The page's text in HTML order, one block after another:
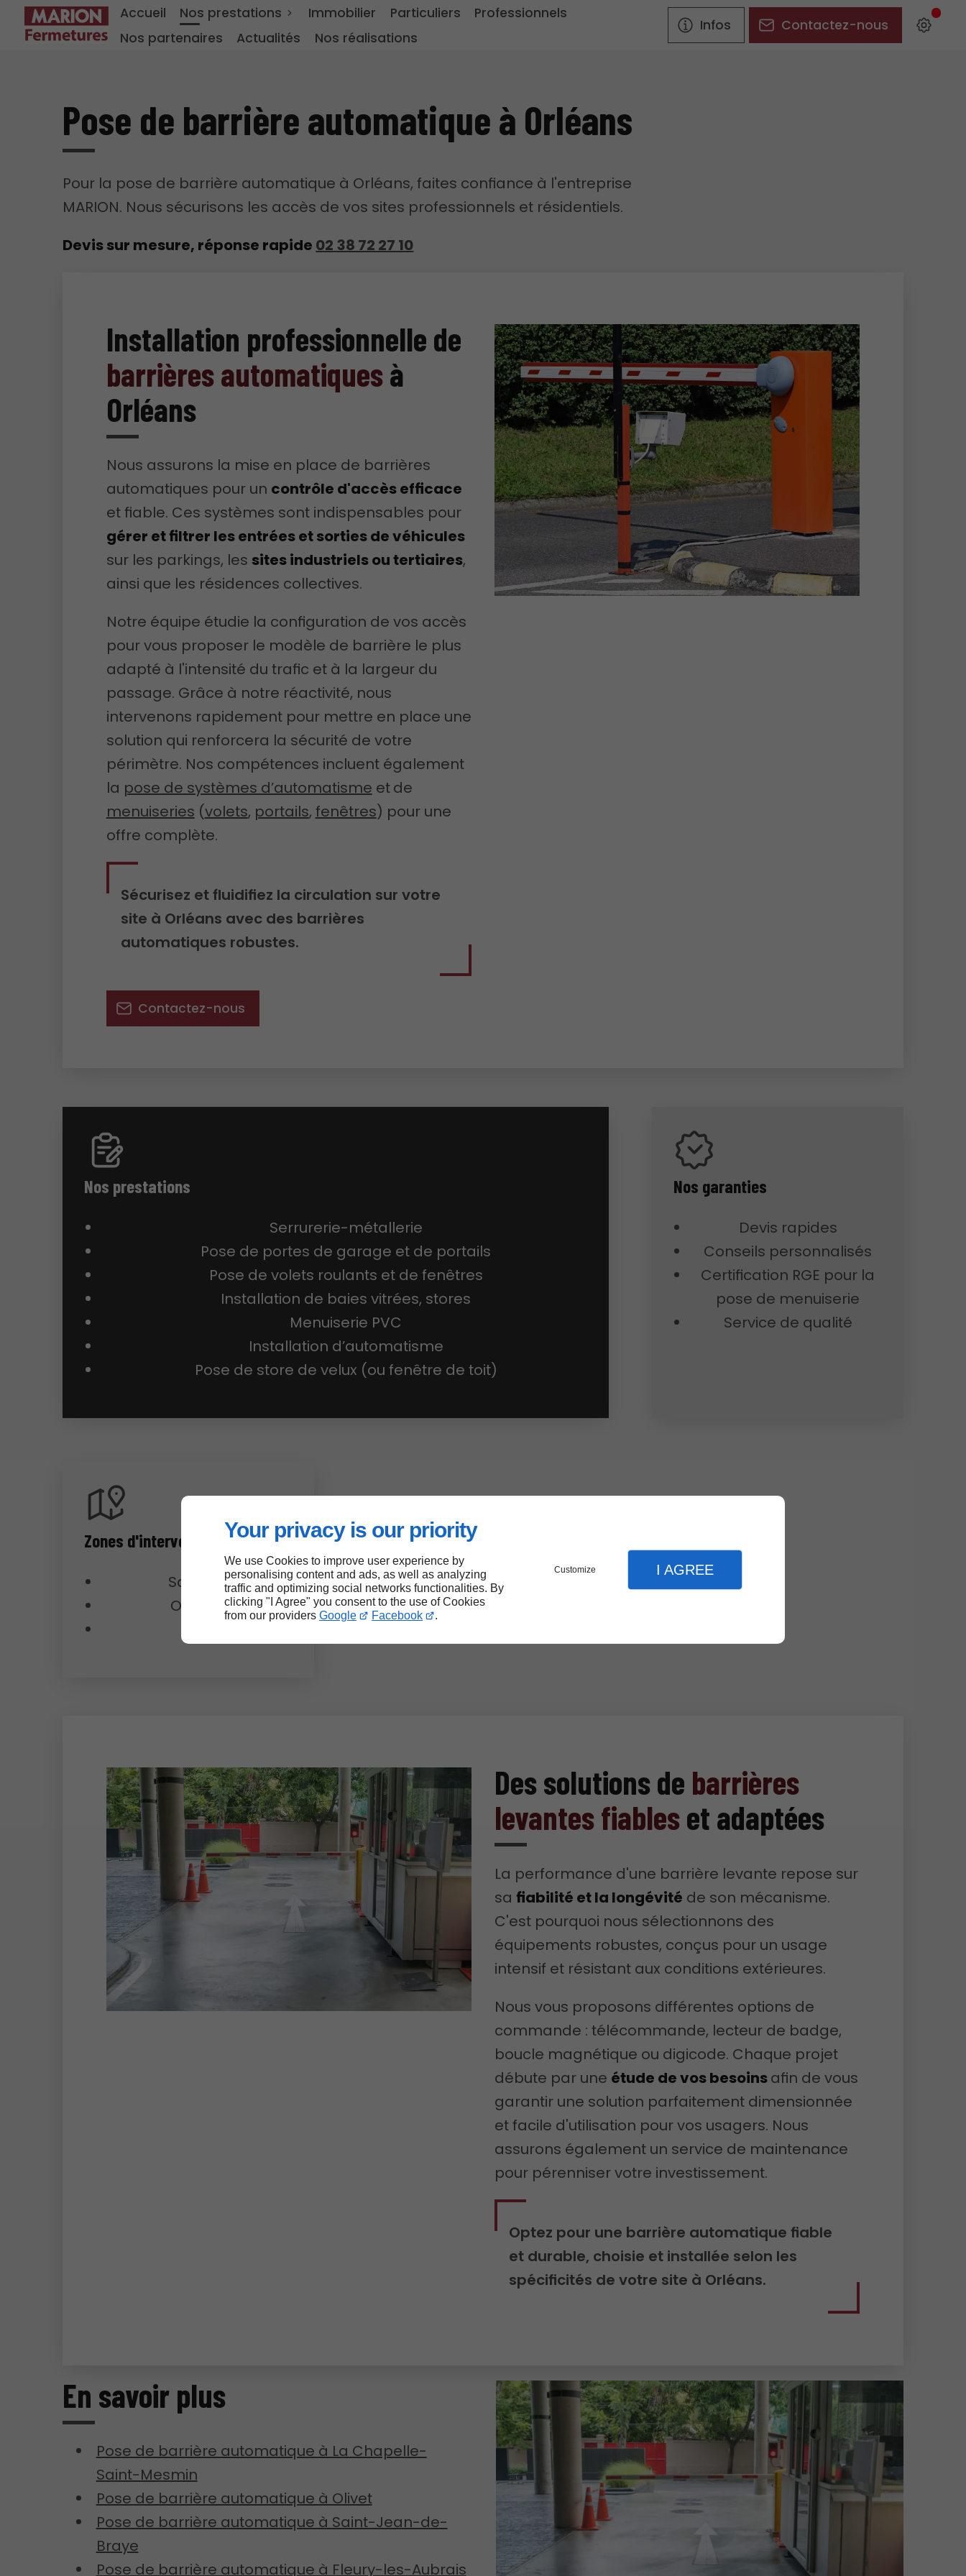
Your privacy is our priority
We use Cookies to improve user experience by
personalising content and ads, as well as analyzing
traffic and optimizing social networks functionalities. By
clicking "I Agree" you consent to the use of Cookies
from our providers Google Facebook .
Customize I AGREE
Accueil Nos prestations Immobilier Particuliers
Professionnels
Nos partenaires
Actualités Nos réalisations
Infos Contactez-nous
Pose de barrière automatique à Orléans
Pour la pose de barrière automatique à Orléans, faites confiance à l'entreprise
MARION. Nous sécurisons les accès de vos sites professionnels et résidentiels.
Devis sur mesure, réponse rapide 02 38 72 27 10
Installation professionnelle de
barrières automatiquesà
Orléans
Nous assurons la mise en place de barrières
automatiques pour un contrôle d'accès efficace
et fiable. Ces systèmes sont indispensables pour
gérer et filtrer les entrées et sorties de véhicules
sur les parkings, les sites industriels ou tertiaires,
ainsi que les résidences collectives.
Notre équipe étudie la configuration de vos accès
pour vous proposer le modèle de barrière le plus
adapté à l'intensité du trafic et à la largeur du
passage. Grâce à notre réactivité, nous
intervenons rapidement pour mettre en place une
solution qui renforcera la sécurité de votre
périmètre. Nos compétences incluent également
la pose de systèmes d’automatisme etde
menuiseries (volets, portails, fenêtres) pour une
offre complète.
Sécurisez et fluidifiez la circulation sur votre
site à Orléans avec des barrières
automatiques robustes.
Contactez-nous
Nos prestations
Serrurerie-métallerie
Pose de portes de garage et de portails
Pose de volets roulants et de fenêtres
Installation de baies vitrées, stores
Menuiserie PVC
Installation d’automatisme
Pose de store de velux (ou fenêtre de toit)
Nos garanties
Devis rapides
Conseils personnalisés
Certification RGE pour la
pose de menuiserie
Service de qualité
Zones d'intervention
Saint-Ay
Orléans
Des solutions de barrières
levantes fiableset adaptées
La performance d'une barrière levante repose sur
sa fiabilité et la longévité de son mécanisme.
C'est pourquoi nous sélectionnons des
équipements robustes, conçus pour un usage
intensif et résistant aux conditions extérieures.
Nous vous proposons différentes options de
commande : télécommande, lecteur de badge,
boucle magnétique ou digicode. Chaque projet
débute par une étude de vos besoinsafin de vous
garantir une solution parfaitement dimensionnée
et facile d'utilisation pour vos usagers. Nous
assurons également un service de maintenance
pour pérenniser votre investissement.
Optez pour une barrière automatique fiable
et durable, choisie et installée selon les
spécificités de votre site à Orléans.
En savoir plus
Pose de barrière automatique à La Chapelle-
Saint-Mesmin
Pose de barrière automatique à Olivet
Pose de barrière automatique à Saint-Jean-de-
Braye
Pose de barrière automatique à Fleury-les-Aubrais